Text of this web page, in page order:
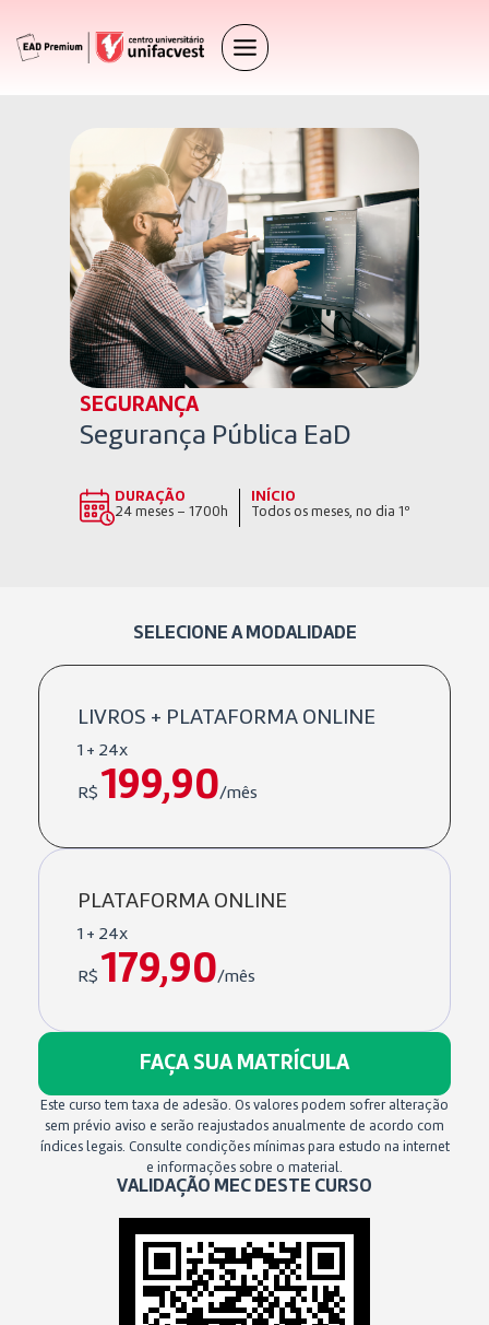
SEGURANÇA
Segurança Pública EaD
DURAÇÃO
24 meses – 1700h
INÍCIO
Todos os meses, no dia 1º
SELECIONE A MODALIDADE
LIVROS + PLATAFORMA ONLINE
1 + 24x
R$ 199,90/mês
PLATAFORMA ONLINE
1 + 24x
R$ 179,90/mês
FAÇA SUA MATRÍCULA
Este curso tem taxa de adesão. Os valores podem sofrer alteração
sem prévio aviso e serão reajustados anualmente de acordo com
índices legais. Consulte condições mínimas para estudo na internet
e informações sobre o material.
VALIDAÇÃO MEC DESTE CURSO